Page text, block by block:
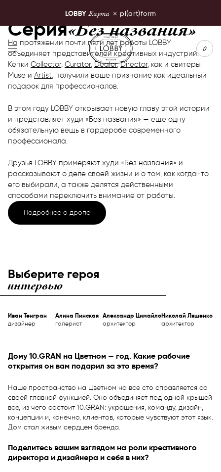
LOBBY Карта × pl(art)form
LOBBY Moscow
0
Серия«Без названия»
На протяжении почти пяти лет работы LOBBY
объединяет представителей креативных индустрий.
Кепки Collector, Curator, Dealer, Director, как и свитеры
Muse и Artist, получили ваше признание как идеальный
подарок для профессионалов.
В этом году LOBBY открывает новую главу этой истории
и представляет худи «Без названия» — еще одну
обязательную вещь в гардеробе современного
профессионала.
Друзья LOBBY примеряют худи «Без названия» и
рассказывают о деле своей жизни и о том, как когда-то
его выбирали, а также делятся действенными
способами переключить внимание от работы.
Подробнее о дропе
Выберите героя
интервью
Иван Тенгран
дизайнер
Алина Пинская
галерист
Александр Цимайло
архитектор
Николай Ляшенко
архитектор
Дому 10.GRAN на Цветном — год. Какие рабочие
открытия он вам подарил за это время?
Наше пространство на Цветном на все сто справляется со
своей главной функцией. Оно объединяет под одной крышей
все, из чего состоит 10.GRAN: украшения, команду, дизайн,
концепции и, конечно, клиентов, которые чувствуют этот язык.
Дом стал живым сердцем бренда.
Поделитесь вашим взглядом на роли креативного
директора и дизайнера и себя в них?